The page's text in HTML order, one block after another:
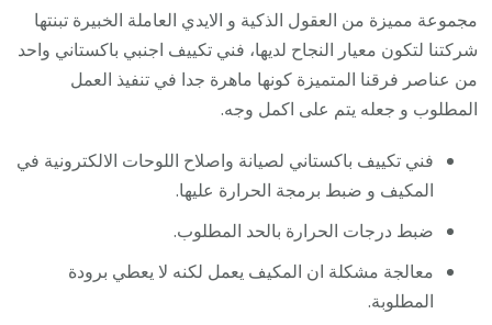
مجموعة مميزة من العقول الذكية و الايدي العاملة الخبيرة تبنتها
شركتنا لتكون معيار النجاح لديها، فني تكييف اجنبي باكستاني واحد
من عناصر فرقنا المتميزة كونها ماهرة جدا في تنفيذ العمل
المطلوب و جعله يتم على اكمل وجه.
فني تكييف باكستاني لصيانة واصلاح اللوحات الالكترونية في
المكيف و ضبط برمجة الحرارة عليها.
ضبط درجات الحرارة بالحد المطلوب.
معالجة مشكلة ان المكيف يعمل لكنه لا يعطي برودة
المطلوبة.